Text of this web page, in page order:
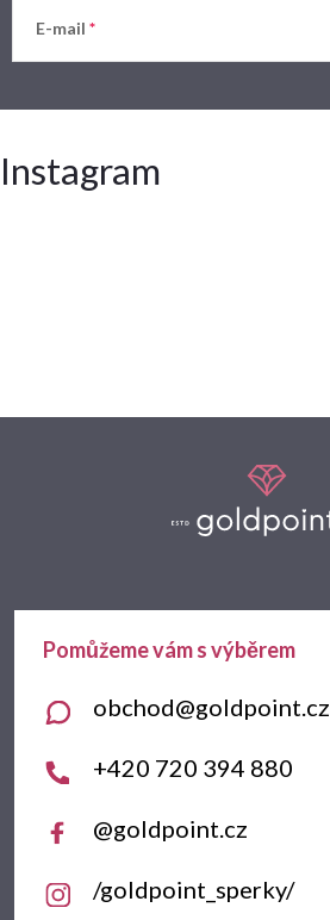
E-mail
Instagram
a
obchod@goldpoint.cz
+420 720 394 880
@goldpoint.cz
/goldpoint_sperky/